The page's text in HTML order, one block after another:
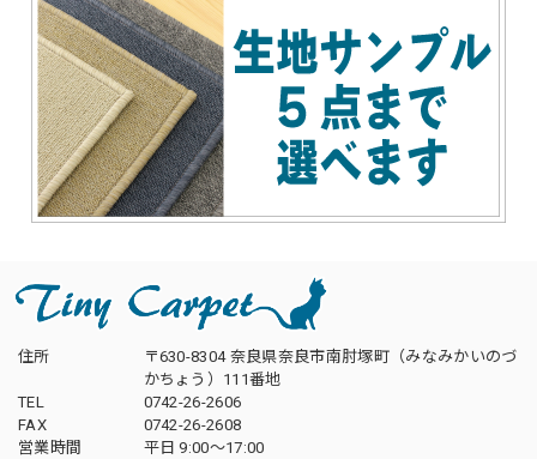
住所
〒630-8304 奈良県奈良市南肘塚町（みなみかいのづ
かちょう）111番地
TEL
0742-26-2606
FAX
0742-26-2608
営業時間
平日 9:00～17:00